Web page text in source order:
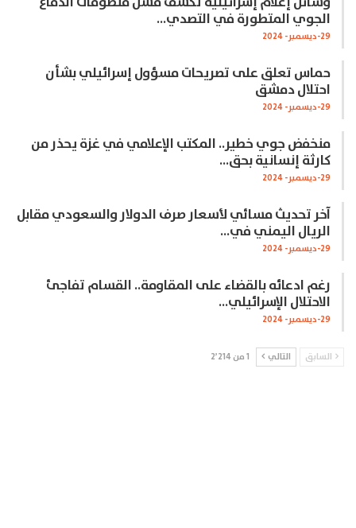
الجوي المتطورة في التصدي…
29-ديسمبر- 2024
حماس تعلق على تصريحات مسؤول إسرائيلي بشأن
احتلال دمشق
29-ديسمبر- 2024
منخفض جوي خطير.. المكتب الإعلامي في غزة يحذر من
كارثة إنسانية بحق…
29-ديسمبر- 2024
آخر تحديث مسائي لأسعار صرف الدولار والسعودي مقابل
الريال اليمني في…
29-ديسمبر- 2024
رغم ادعائه بالقضاء على المقاومة.. القسام تفاجئ
الاحتلال الإسرائيلي…
29-ديسمبر- 2024
السابق التالي 1 من 2٬214